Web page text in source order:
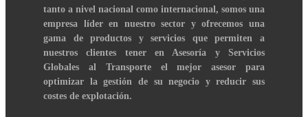
tanto a nivel nacional como internacional, somos una
empresa líder en nuestro sector y ofrecemos una
gama de productos y servicios que permiten a
nuestros clientes tener en Asesoría y Servicios
Globales al Transporte el mejor asesor para
optimizar la gestión de su negocio y reducir sus
costes de explotación.